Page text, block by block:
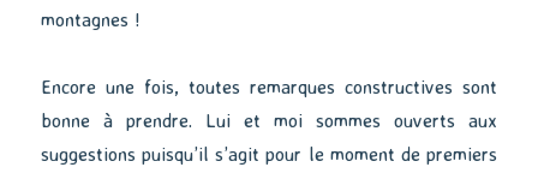
montagnes !
Encore une fois, toutes remarques constructives sont
bonne à prendre. Lui et moi sommes ouverts aux
suggestions puisqu’il s’agit pour le moment de premiers